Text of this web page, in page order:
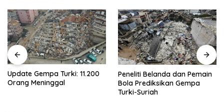
Update Gempa Turki: 11.200
Orang Meninggal
Peneliti Belanda dan Pemain
Bola Prediksikan Gempa
Turki-Suriah